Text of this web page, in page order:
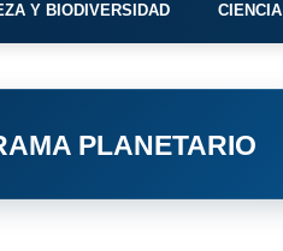
Y BIODIVERSIDAD
PLANETARIO